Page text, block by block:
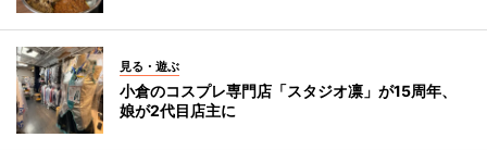
見る・遊ぶ
小倉のコスプレ専門店「スタジオ凛」が15周年、
娘が2代目店主に